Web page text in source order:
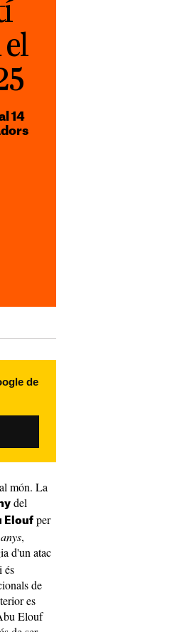
14
de
món. La
del
Elouf per
,
d'un atac
és
de
es
Elouf